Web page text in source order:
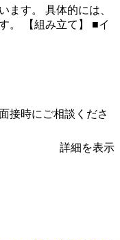
ます。 具体的には、
。 【組み立て】 ■イ
接時にご相談くださ
詳細を表示